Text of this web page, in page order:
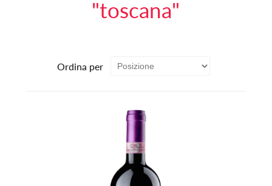
"toscana"
Ordina per